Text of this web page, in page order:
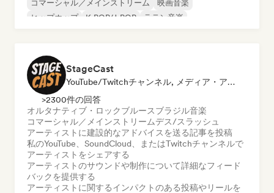
コマーシャル／メインストリーム
映画音楽
ヒップホップ
K-POP/J-POP
ラテン音楽
StageCast
YouTube/Twitchチャンネル, メディア・アウトレット／ジャーナリスト, メンター, ソーシャルメディアインフルエンサー, サウンドエキスパート
>2300件の回答
オルタナティブ・ロックブルースブラジル音楽
コマーシャル／メインストリームデス/スラッシュ
アーティストに建設的なアドバイスを送る記事を投稿
私のYouTube、SoundCloud、またはTwitchチャンネルで
アーティストをシェアする
アーティストのサウンドや制作について詳細なフィード
バックを提供する
アーティストに関するインパクトのある投稿やリールを